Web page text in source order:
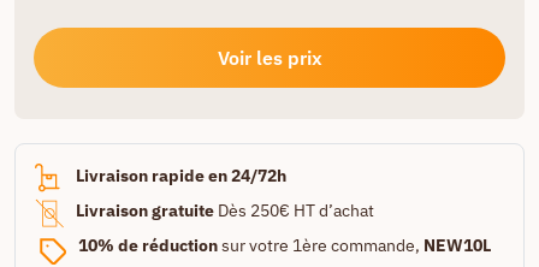
Voir les prix
Livraison rapide en 24/72h
Livraison gratuite Dès 250€ HT d’achat
10% de réductionsur votre 1ère commande, NEW10L